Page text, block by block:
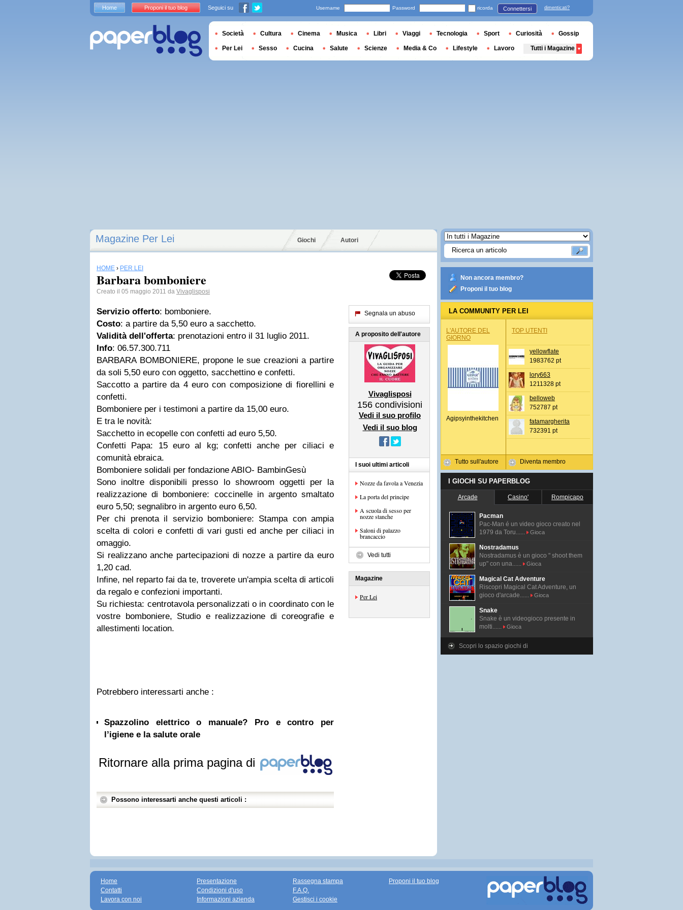
Magazine Per Lei Giochi Autori
HOME › PER LEI
Barbara bomboniere
Creato il 05 maggio 2011 da Vivaglisposi
Servizio offerto: bomboniere.
Costo: a partire da 5,50 euro a sacchetto.
Validità dell'offerta: prenotazioni entro il 31 luglio 2011.
Info: 06.57.300.711
BARBARA BOMBONIERE, propone le sue creazioni a partire
da soli 5,50 euro con oggetto, sacchettino e confetti.
Saccotto a partire da 4 euro con composizione di fiorellini e
confetti.
Bomboniere per i testimoni a partire da 15,00 euro.
E tra le novità:
Sacchetto in ecopelle con confetti ad euro 5,50.
Confetti Papa: 15 euro al kg; confetti anche per ciliaci e
comunità ebraica.
Bomboniere solidali per fondazione ABIO- BambinGesù
Sono inoltre disponibili presso lo showroom oggetti per la
realizzazione di bomboniere: coccinelle in argento smaltato
euro 5,50; segnalibro in argento euro 6,50.
Per chi prenota il servizio bomboniere: Stampa con ampia
scelta di colori e confetti di vari gusti ed anche per ciliaci in
omaggio.
Si realizzano anche partecipazioni di nozze a partire da euro
1,20 cad.
Infine, nel reparto fai da te, troverete un'ampia scelta di articoli
da regalo e confezioni importanti.
Su richiesta: centrotavola personalizzati o in coordinato con le
vostre bomboniere, Studio e realizzazione di coreografie e
allestimenti location.
Potrebbero interessarti anche :
Spazzolino elettrico o manuale? Pro e contro per
l’igiene e la salute orale
Ritornare alla prima pagina di
Possono interessarti anche questi articoli :
Segnala un abuso
A proposito dell'autore
Vivaglisposi
156 condivisioni
Vedi il suo profilo
Vedi il suo blog
I suoi ultimi articoli
Nozze da favola a Venezia
La porta del principe
A scuola di sesso per
nozze stanche
Saloni di palazzo
brancaccio
Vedi tutti
Magazine
Per Lei
Non ancora membro?
Proponi il tuo blog
LA COMMUNITY PER LEI
L'AUTORE DEL
GIORNO
Agipsyinthekitchen
Tutto sull'autore
TOP UTENTI
yellowflate
1983762 pt
lory663
1211328 pt
belloweb
752787 pt
fatamargherita
732391 pt
Diventa membro
I GIOCHI SU PAPERBLOG
Arcade Casino' Rompicapo
Pacman
Pac-Man é un video gioco creato nel
1979 da Toru......
Gioca
Nostradamus
Nostradamus è un gioco " shoot them
up" con una......
Gioca
Magical Cat Adventure
Riscopri Magical Cat Adventure, un
gioco d'arcade......
Gioca
Snake
Snake è un videogioco presente in
molti......
Gioca
Scopri lo spazio giochi di
Home Proponi il tuo blog Seguici su Username Password ricorda Connettersi dimenticati?
Società Cultura Cinema Musica Libri Viaggi Tecnologia Sport Curiosità Gossip
Per Lei Sesso Cucina Salute Scienze Media & Co Lifestyle Lavoro Tutti i Magazine
Home
Contatti
Lavora con noi
Presentazione
Condizioni d'uso
Informazioni azienda
Rassegna stampa
F.A.Q.
Gestisci i cookie
Proponi il tuo blog